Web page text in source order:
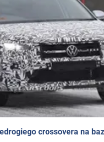
crossovera na